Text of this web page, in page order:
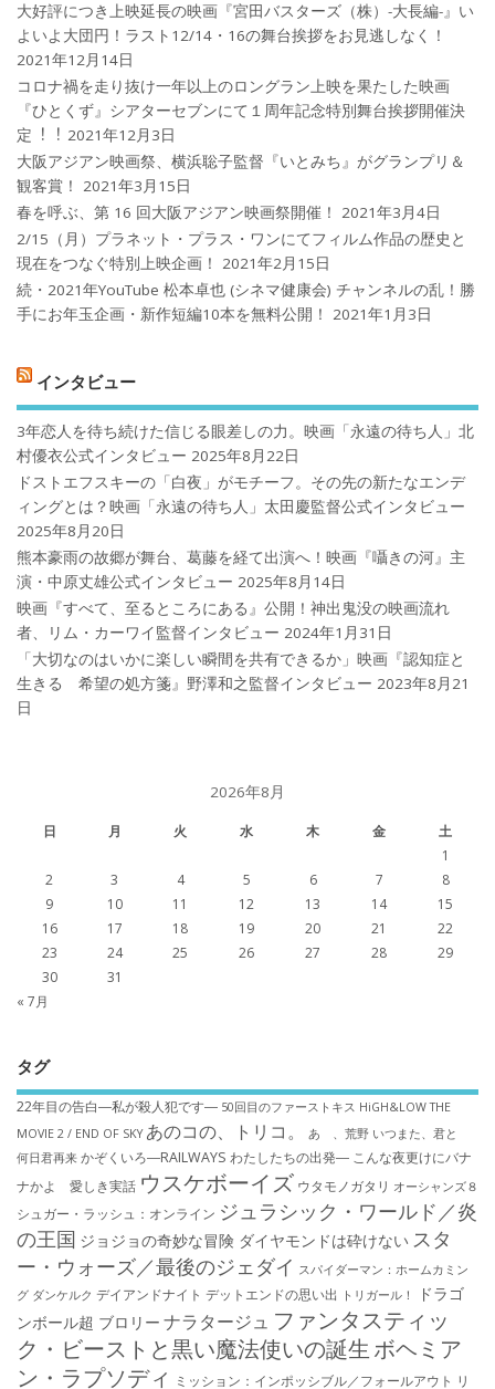
大好評につき上映延長の映画『宮田バスターズ（株）-大長編-』い
よいよ大団円！ラスト12/14・16の舞台挨拶をお見逃しなく！
2021年12月14日
コロナ禍を⾛り抜け⼀年以上のロングラン上映を果たした映画
『ひとくず』シアターセブンにて１周年記念特別舞台挨拶開催決
定︕︕ 2021年12月3日
大阪アジアン映画祭、横浜聡子監督『いとみち』がグランプリ＆
観客賞！
2021年3月15日
春を呼ぶ、第 16 回大阪アジアン映画祭開催！
2021年3月4日
2/15（月）プラネット・プラス・ワンにてフィルム作品の歴史と
現在をつなぐ特別上映企画！
2021年2月15日
続・2021年YouTube 松本卓也 (シネマ健康会) チャンネルの乱！勝
手にお年玉企画・新作短編10本を無料公開！
2021年1月3日
インタビュー
3年恋人を待ち続けた信じる眼差しの力。映画「永遠の待ち人」北
村優衣公式インタビュー 2025年8月22日
ドストエフスキーの「白夜」がモチーフ。その先の新たなエンデ
ィングとは？映画「永遠の待ち人」太田慶監督公式インタビュー
2025年8月20日
熊本豪雨の故郷が舞台、葛藤を経て出演へ！映画『囁きの河』主
演・中原丈雄公式インタビュー 2025年8月14日
映画『すべて、至るところにある』公開！神出鬼没の映画流れ
者、リム・カーワイ監督インタビュー 2024年1月31日
「大切なのはいかに楽しい瞬間を共有できるか」映画『認知症と
生きる 希望の処方箋』野澤和之監督インタビュー 2023年8月21
日
2026年8月
日 月 火 水 木 金
土
1
2
3 4 5 6 7
8
9
10 11 12 13 14
15
16
17 18 19 20 21
22
23
24 25 26 27 28
29
30
31
« 7月
タグ
22年目の告白―私が殺人犯です― 50回目のファーストキス HiGH&LOW THE
MOVIE 2 / END OF SKY あのコの、トリコ。 あゝ、荒野 いつまた、君と
何日君再来 かぞくいろ―RAILWAYS わたしたちの出発― こんな夜更けにバナ
ナかよ 愛しき実話 ウスケボーイズ ウタモノガタリ オーシャンズ８
シュガー・ラッシュ：オ​ンライン ジュラシック・ワールド／炎
の王国 ジョジョの奇妙な冒険 ダイヤモンドは砕けない スタ
ー・ウォーズ／最後のジェダイ スパイダーマン：ホームカミン
グ ダンケルク デイアンドナイト デットエンドの思い出 トリガール！
ドラゴ
ンボール超 ブロリー ナラタージュ ファンタスティッ
ク・ビーストと黒い魔法使いの誕生 ボヘミア
ン・ラプソディ ミッション：インポッシブル／フォールアウト リ